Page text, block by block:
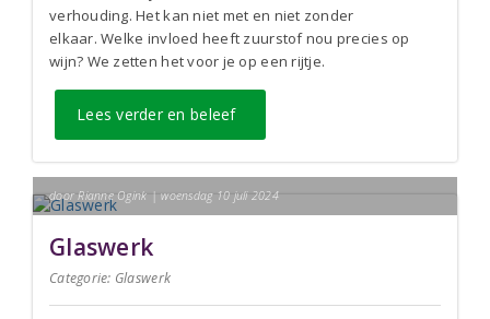
verhouding. Het kan niet met en niet zonder
elkaar. Welke invloed heeft zuurstof nou precies op
wijn? We zetten het voor je op een rijtje.
Lees verder en beleef
door Rianne Ogink | woensdag 10 juli 2024
Glaswerk
Categorie: Glaswerk